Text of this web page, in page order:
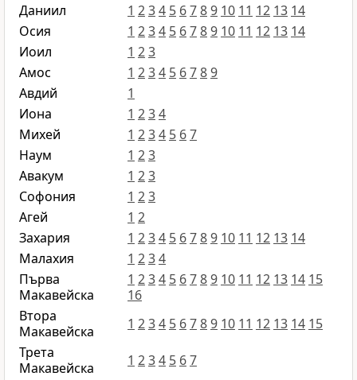
Даниил
1 234 5 6789 10 11 12 13 14
Осия
1 234 5 6789 10 11 12 13 14
Иоил
1 23
Амос
1 234 5 6789
Авдий
1
Иона
1 234
Михей
1 234 5 67
Наум
1 23
Авакум
1 23
Софония
1 23
Агей
1 2
Захария
1 234 5 6789 10 11 12 13 14
Малахия
1 234
Първа
Макавейска
1 234 5 6789 10 11 12 13 14 15
16
Втора
Макавейска
1 234 5 6789 10 11 12 13 14 15
Трета
Макавейска
1 234 5 67